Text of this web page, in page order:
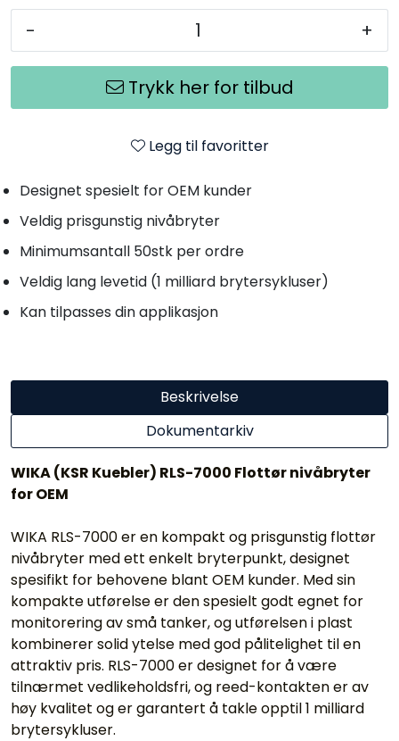
- +
Trykk her for tilbud
Legg til favoritter
Designet spesielt for OEM kunder
Veldig prisgunstig nivåbryter
Minimumsantall 50stk per ordre
Veldig lang levetid (1 milliard brytersykluser)
Kan tilpasses din applikasjon
Beskrivelse
Dokumentarkiv
WIKA (KSR Kuebler) RLS-7000 Flottør nivåbryter
for OEM
WIKA RLS-7000 er en kompakt og prisgunstig flottør
nivåbryter med ett enkelt bryterpunkt, designet
spesifikt for behovene blant OEM kunder. Med sin
kompakte utførelse er den spesielt godt egnet for
monitorering av små tanker, og utførelsen i plast
kombinerer solid ytelse med god pålitelighet til en
attraktiv pris. RLS-7000 er designet for å være
tilnærmet vedlikeholdsfri, og reed-kontakten er av
høy kvalitet og er garantert å takle opptil 1 milliard
brytersykluser.
Outlet